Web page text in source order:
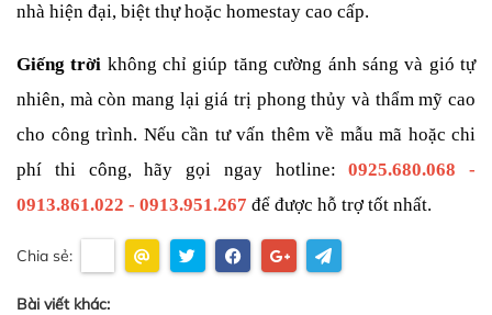
nhà hiện đại, biệt thự hoặc homestay cao cấp.
Giếng trời không chỉ giúp tăng cường ánh sáng và gió tự
nhiên, mà còn mang lại giá trị phong thủy và thẩm mỹ cao
cho công trình. Nếu cần tư vấn thêm về mẫu mã hoặc chi
phí thi công, hãy gọi ngay hotline: 0925.680.068 -
0913.861.022 - 0913.951.267 để được hỗ trợ tốt nhất.
Chia sẻ:
Bài viết khác: